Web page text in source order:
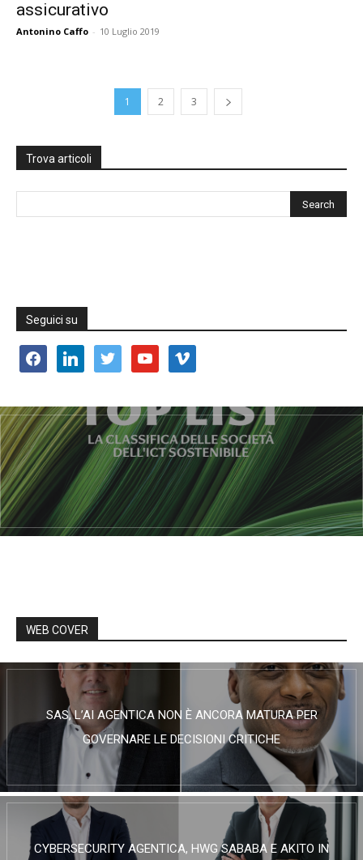
assicurativo
Antonino Caffo - 10 Luglio 2019
1 2 3
Trova articoli
Seguici su
facebooklinkedin twitter youtube vimeo
WEB COVER
SAS, L’AI AGENTICA NON È ANCORA MATURA PER
GOVERNARE LE DECISIONI CRITICHE
CYBERSECURITY AGENTICA, HWG SABABA E AKITO IN